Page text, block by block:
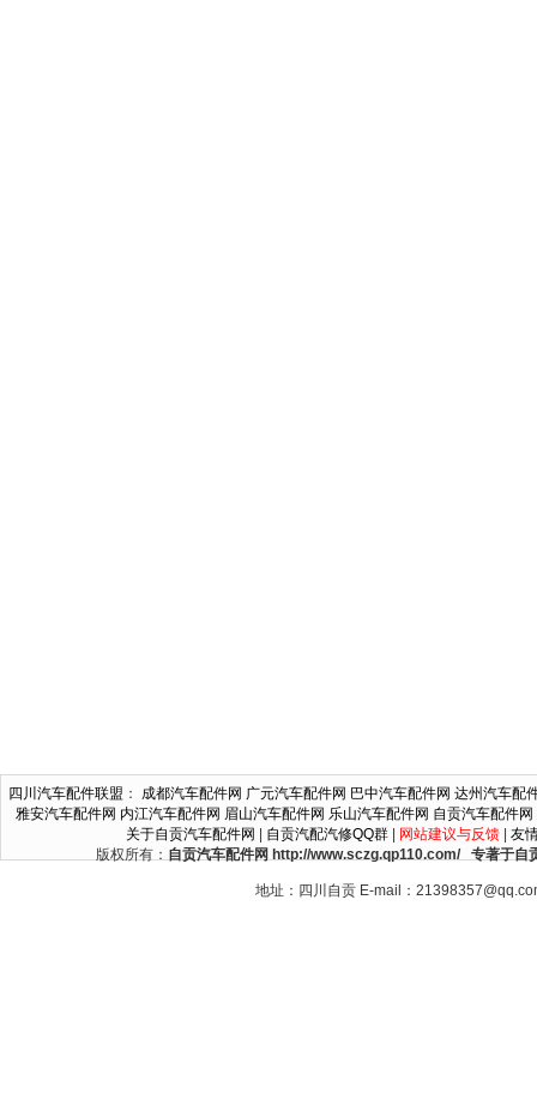
四川汽车配件联盟 ： 成都汽车配件网 广元汽车配件网 巴中汽车配件网 达州汽车配
雅安汽车配件网 内江汽车配件网 眉山汽车配件网 乐山汽车配件网 自贡汽车配件网
关于自贡汽车配件网
自贡汽配汽修QQ群| 网站建议与反馈| 友
版权所有： 自贡汽车配件网 http://www.sczg.qp110.com/ 专著于自
地址：四川自贡 E-mail：